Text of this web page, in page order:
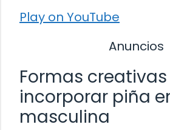
Play on YouTube
Anuncios
Formas
incorporar piña
masculina